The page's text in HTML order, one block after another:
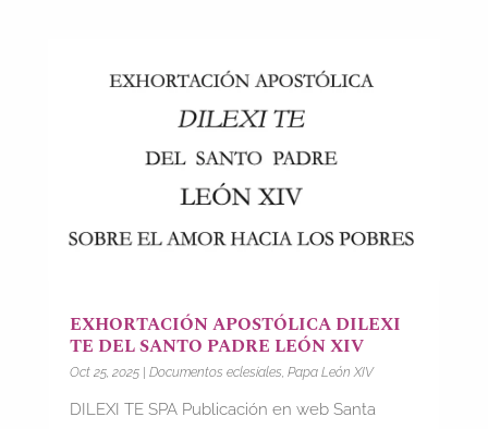
EXHORTACIÓN APOSTÓLICA DILEXI
TE DEL SANTO PADRE LEÓN XIV
Oct 25, 2025| Documentos eclesiales, Papa León XIV
DILEXI TE SPA Publicación en web Santa